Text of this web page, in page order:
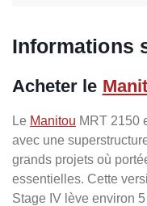
Informations
Acheter le
Le Manitou MRT 2150
avec une
grands projets où
essentielles. Cette
Stage IV lève environ